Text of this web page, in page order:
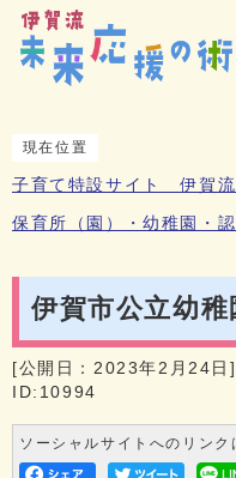
現在位置
子育て特設サイト 伊賀流
保育所（園）・幼稚園・
伊賀市公立幼
[公開日：2023年2月24日]
ID:10994
ソーシャルサイトへのリン